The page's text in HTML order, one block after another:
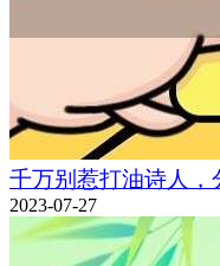
千万别惹打油诗人，
2023-07-27